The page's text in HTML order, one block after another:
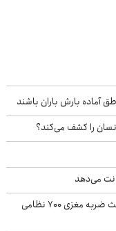
آماده بارش باران باشند
می‌دهد
آسوشیتدپرس افشا کرد: حملات سنگین ایران باعث ضربه مغزی ۷۰۰ نظامی